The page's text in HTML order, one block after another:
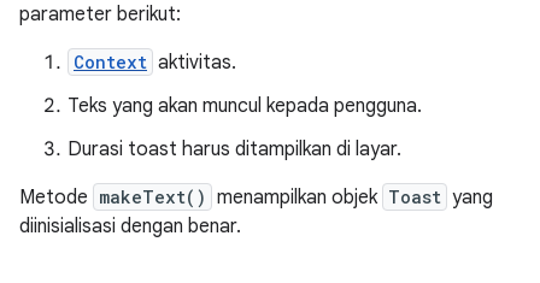
parameter berikut:
Context aktivitas.
Teks yang akan muncul kepada pengguna.
Durasi toast harus ditampilkan di layar.
Metode makeText() menampilkan objek Toast yang
diinisialisasi dengan benar.